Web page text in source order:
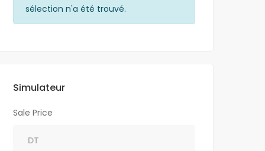
sélection n'a été trouvé.
Simulateur
Sale Price